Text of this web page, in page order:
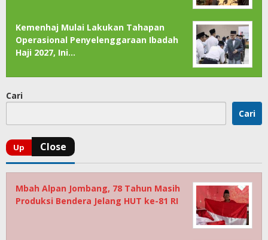
Kemenhaj Mulai Lakukan Tahapan
Operasional Penyelenggaraan Ibadah
Haji 2027, Ini…
Cari
Cari
Mbah Alpan Jombang, 78 Tahun Masih
Produksi Bendera Jelang HUT ke-81 RI